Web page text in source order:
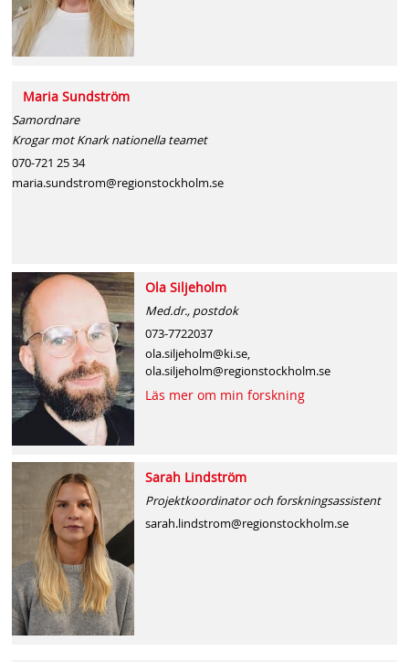
Maria Sundström
Samordnare
Krogar mot Knark nationella teamet
070-721 25 34
maria.sundstrom@regionstockholm.se
Ola Siljeholm
Med.dr., postdok
073-7722037
ola.siljeholm@ki.se,
ola.siljeholm@regionstockholm.se
Läs mer om min forskning
Sarah Lindström
Projektkoordinator och forskningsassistent
sarah.lindstrom@regionstockholm.se